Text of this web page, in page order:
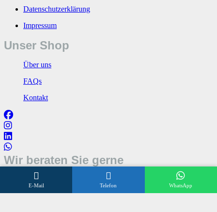
Datenschutzerklärung
Impressum
Unser Shop
Über uns
FAQs
Kontakt
Wir beraten Sie gerne
Öffnungszeiten
Mo – Fr 8:00 – 17:00 Uhr
E-Mail Telefon WhatsApp